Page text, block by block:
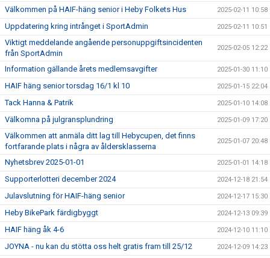
Välkommen på HAIF-häng senior i Heby Folkets Hus 2025-02-11 10:58
Uppdatering kring intrånget i SportAdmin 2025-02-11 10:51
Viktigt meddelande angående personuppgiftsincidenten
från SportAdmin
2025-02-05 12:22
Information gällande årets medlemsavgifter 2025-01-30 11:10
HAIF häng senior torsdag 16/1 kl 10 2025-01-15 22:04
Tack Hanna & Patrik 2025-01-10 14:08
Välkomna på julgransplundring 2025-01-09 17:20
Välkommen att anmäla ditt lag till Hebycupen, det finns
fortfarande plats i några av åldersklasserna
2025-01-07 20:48
Nyhetsbrev 2025-01-01 2025-01-01 14:18
Supporterlotteri december 2024 2024-12-18 21:54
Julavslutning för HAIF-häng senior 2024-12-17 15:30
Heby BikePark färdigbyggt 2024-12-13 09:39
HAIF häng åk 4-6 2024-12-10 11:10
JOYNA - nu kan du stötta oss helt gratis fram till 25/12 2024-12-09 14:23